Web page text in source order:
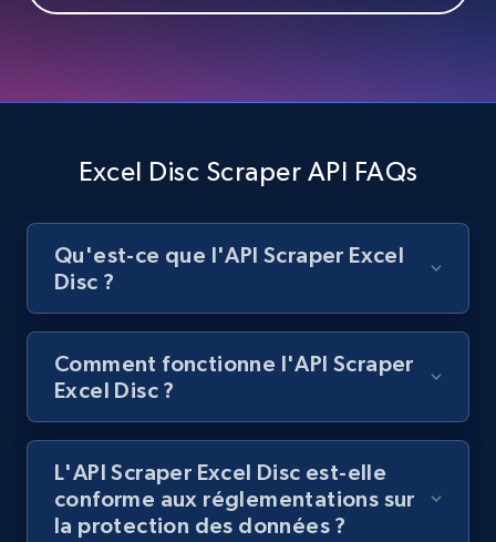
Best Buy products - Collect data on
products using specified keywords
URL, Product id, Title, Images, Final price,
Currency, Discount, Initial price, and more.
Lazada - Products
Excel Disc Scraper API FAQs
Qu'est-ce que l'API Scraper Excel
Disc ?
Comment fonctionne l'API Scraper
Excel Disc ?
L'API Scraper Excel Disc est-elle
conforme aux réglementations sur
la protection des données ?